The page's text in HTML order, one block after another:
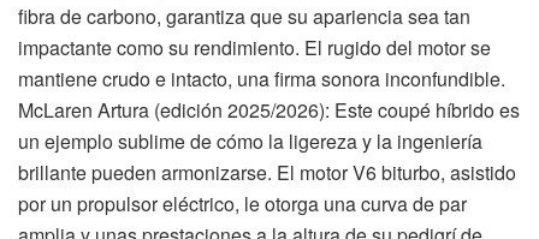
fibra de carbono, garantiza que su apariencia sea tan
impactante como su rendimiento. El rugido del motor se
mantiene crudo e intacto, una firma sonora inconfundible.
McLaren Artura (edición 2025/2026): Este coupé híbrido es
un ejemplo sublime de cómo la ligereza y la ingeniería
brillante pueden armonizarse. El motor V6 biturbo, asistido
por un propulsor eléctrico, le otorga una curva de par